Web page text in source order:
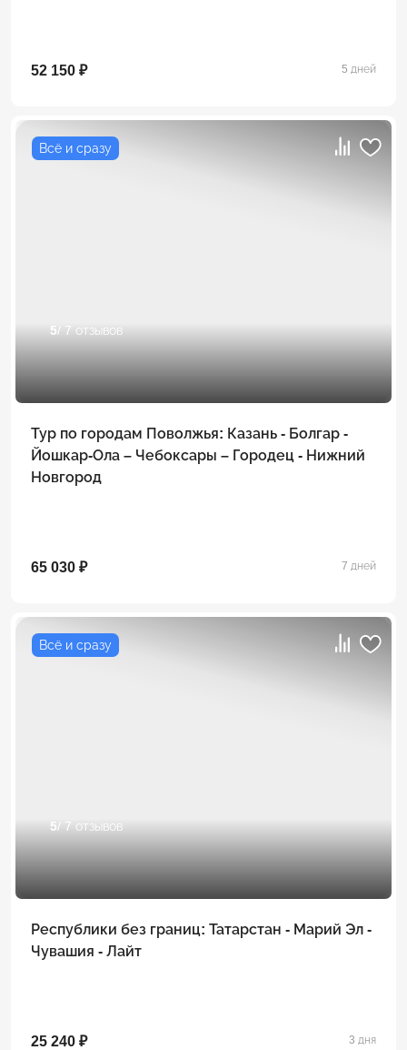
52 150 ₽ 5 дней
Всё и сразу
5/ 7 отзывов
Тур по городам Поволжья: Казань - Болгар -
Йошкар-Ола – Чебоксары – Городец - Нижний
Новгород
65 030 ₽ 7 дней
Всё и сразу
5/ 7 отзывов
Республики без границ: Татарстан - Марий Эл -
Чувашия - Лайт
25 240 ₽ 3 дня